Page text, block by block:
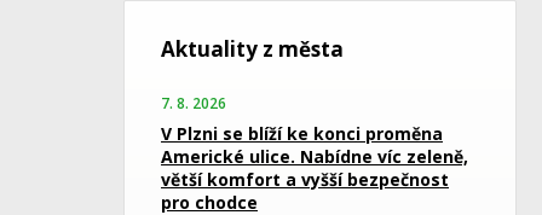
Aktuality z města
7. 8. 2026
V Plzni se blíží ke konci proměna
Americké ulice. Nabídne víc zeleně,
větší komfort a vyšší bezpečnost
pro chodce